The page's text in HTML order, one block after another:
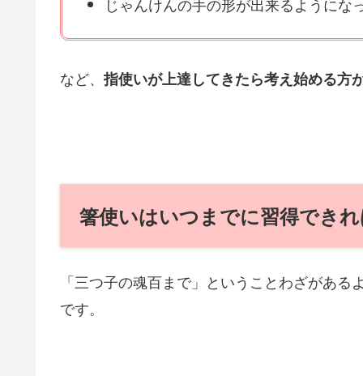
など、指使いが上達してきたら考え始める方
箸使いはいつまでに習得でき
「三つ子の魂百まで」ということわざがある
です。